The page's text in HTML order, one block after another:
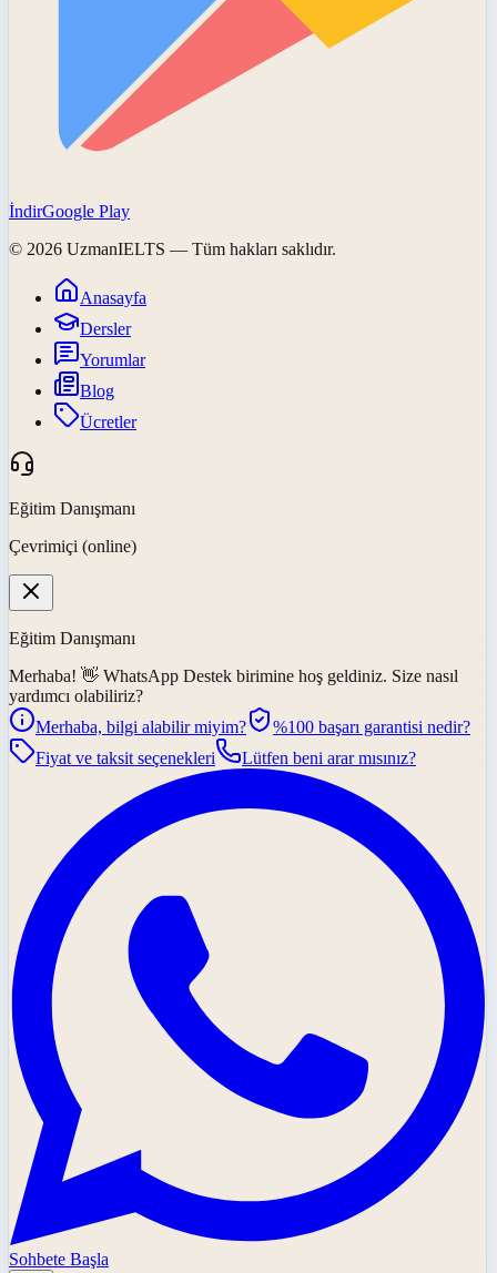
İndirGoogle Play
© 2026 UzmanIELTS — Tüm hakları saklıdır.
Anasayfa
Dersler
Yorumlar
Blog
Ücretler
Eğitim Danışmanı
Çevrimiçi (online)
Eğitim Danışmanı
Merhaba! 👋 WhatsApp Destek birimine hoş geldiniz. Size nasıl
yardımcı olabiliriz?
Merhaba, bilgi alabilir miyim?
%100 başarı garantisi nedir?
Fiyat ve taksit seçenekleri
Lütfen beni arar mısınız?
Sohbete Başla